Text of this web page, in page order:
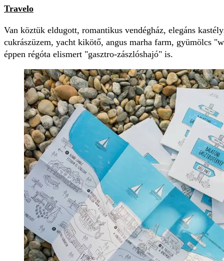
Travelo
Van köztük eldugott, romantikus vendégház, elegáns
cukrászüzem, yacht kikötő, angus marha farm, gyümölcs
éppen régóta elismert "gasztro-zászlóshajó" is.